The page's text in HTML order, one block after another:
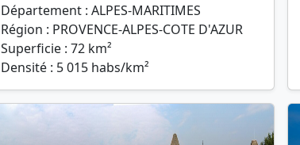
Département : ALPES-MARITIMES
Région : PROVENCE-ALPES-COTE D'AZUR
Superficie : 72 km²
Densité : 5 015 habs/km²